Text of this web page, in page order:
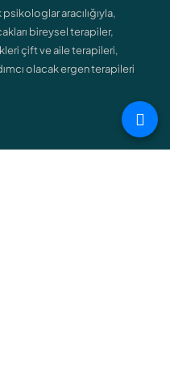
aracılığıyla,
bireysel terapiler,
çift ve aile terapileri,
olacak ergen terapileri